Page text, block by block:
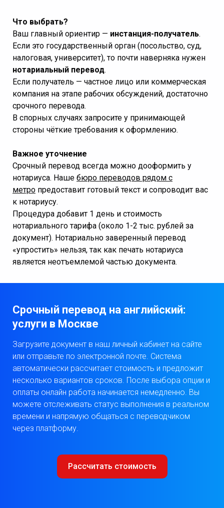
Что выбрать?
Ваш главный ориентир — инстанция-получатель.
Если это государственный орган (посольство, суд,
налоговая, университет), то почти наверняка нужен
нотариальный перевод.
Если получатель — частное лицо или коммерческая
компания на этапе рабочих обсуждений, достаточно
срочного перевода.
В спорных случаях запросите у принимающей
стороны чёткие требования к оформлению.
Важное уточнение
Срочный перевод всегда можно дооформить у
нотариуса. Наше бюро переводов рядом с
метро предоставит готовый текст и сопроводит вас
к нотариусу.
Процедура добавит 1 день и стоимость
нотариального тарифа (около 1-2 тыс. рублей за
документ). Нотариально заверенный перевод
«упростить» нельзя, так как печать нотариуса
является неотъемлемой частью документа.
Срочный перевод на английский:
услуги в Москве
Загрузите документ в наш личный кабинет на сайте
или отправьте по электронной почте. Система
автоматически рассчитает стоимость и предложит
несколько вариантов сроков. После выбора опции и
оплаты онлайн работа начинается немедленно. Вы
можете отслеживать статус выполнения в реальном
времени и напрямую общаться с переводчиком
через платформу.
​Рассчитать стоимость